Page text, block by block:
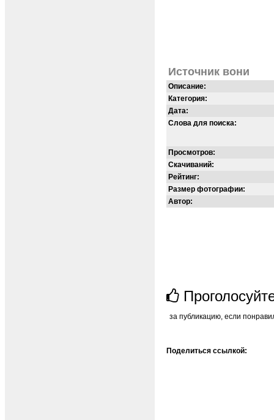
Источник вони
Описание:
Категория:
Дата:
Слова для поиска:
Просмотров:
Скачиваний:
Рейтинг:
Размер фотографии:
Автор:
за публикацию, если
Поделиться ссылкой: